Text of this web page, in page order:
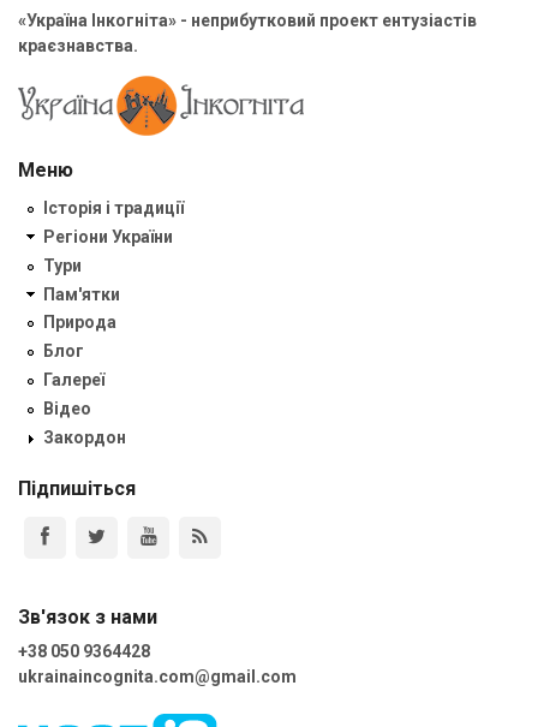
«Україна Інкогніта» - неприбутковий проект ентузіастів
краєзнавства.
Меню
Історія і традиції
Регіони України
Тури
Пам'ятки
Природа
Блог
Галереї
Відео
Закордон
Підпишіться
Зв'язок з нами
+38 050 9364428
ukrainaincognita.com@gmail.com